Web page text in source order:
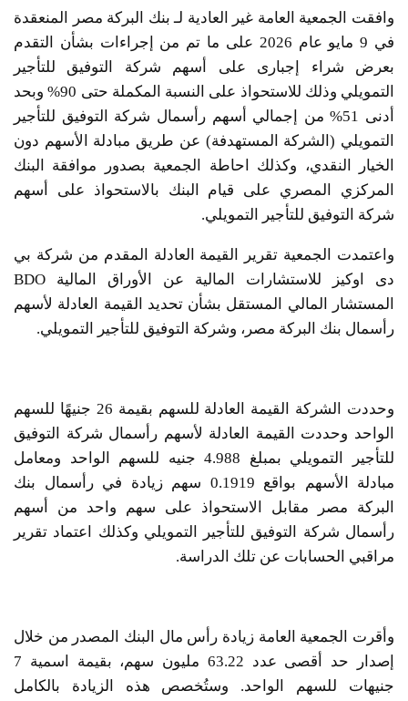
وافقت الجمعية العامة غير العادية لـ بنك البركة مصر المنعقدة
في 9 مايو عام 2026 على ما تم من إجراءات بشأن التقدم
بعرض شراء إجبارى على أسهم شركة التوفيق للتأجير
التمويلي وذلك للاستحواذ على النسبة المكملة حتى 90% وبحد
أدنى 51% من إجمالي أسهم رأسمال شركة التوفيق للتأجير
التمويلي (الشركة المستهدفة) عن طريق مبادلة الأسهم دون
الخيار النقدي، وكذلك احاطة الجمعية بصدور موافقة البنك
المركزي المصري على قيام البنك بالاستحواذ على أسهم
شركة التوفيق للتأجير التمويلي.
واعتمدت الجمعية تقرير القيمة العادلة المقدم من شركة بي
دى اوكيز للاستشارات المالية عن الأوراق المالية BDO
المستشار المالي المستقل بشأن تحديد القيمة العادلة لأسهم
رأسمال بنك البركة مصر، وشركة التوفيق للتأجير التمويلي.
وحددت الشركة القيمة العادلة للسهم بقيمة 26 جنيهًا للسهم
الواحد وحددت القيمة العادلة لأسهم رأسمال شركة التوفيق
للتأجير التمويلي بمبلغ 4.988 جنيه للسهم الواحد ومعامل
مبادلة الأسهم بواقع 0.1919 سهم زيادة في رأسمال بنك
البركة مصر مقابل الاستحواذ على سهم واحد من أسهم
رأسمال شركة التوفيق للتأجير التمويلي وكذلك اعتماد تقرير
مراقبي الحسابات عن تلك الدراسة.
وأقرت الجمعية العامة زيادة رأس مال البنك المصدر من خلال
إصدار حد أقصى عدد 63.22 مليون سهم، بقيمة اسمية 7
جنيهات للسهم الواحد. وستُخصص هذه الزيادة بالكامل